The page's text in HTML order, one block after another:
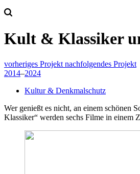
Kult & Klassiker
vorheriges Projekt nachfolgendes Projekt
2014–2024
Kultur & Denkmalschutz
Wer genießt es nicht, an einem schönen
Klassiker“ werden sechs Filme in einem